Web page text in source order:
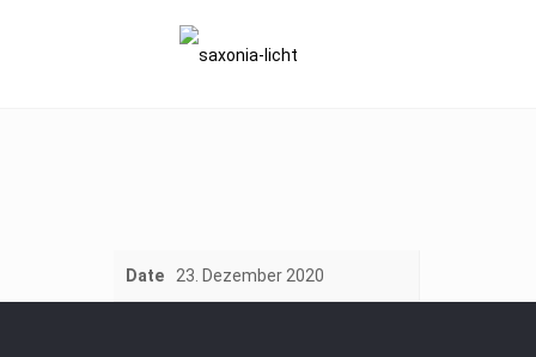
Date 23. Dezember 2020